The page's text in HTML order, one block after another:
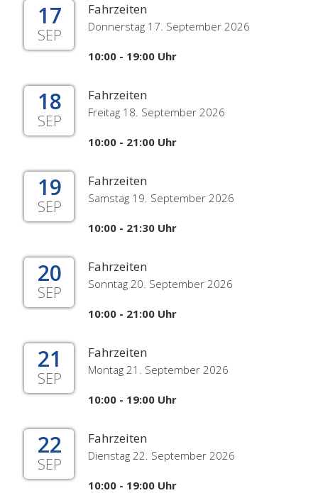
17
SEP
Fahrzeiten
Donnerstag 17. September 2026
10:00 - 19:00 Uhr
18
SEP
Fahrzeiten
Freitag 18. September 2026
10:00 - 21:00 Uhr
19
SEP
Fahrzeiten
Samstag 19. September 2026
10:00 - 21:30 Uhr
20
SEP
Fahrzeiten
Sonntag 20. September 2026
10:00 - 21:00 Uhr
21
SEP
Fahrzeiten
Montag 21. September 2026
10:00 - 19:00 Uhr
22
SEP
Fahrzeiten
Dienstag 22. September 2026
10:00 - 19:00 Uhr